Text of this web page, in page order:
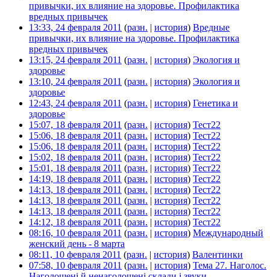
привычки, их влияние на здоровье. Профилактика
вредных привычек
13:33, 24 февраля 2011 (разн. | история) Вредные
привычки, их влияние на здоровье. Профилактика
вредных привычек
13:15, 24 февраля 2011 (разн. | история) Экология и
здоровье
13:10, 24 февраля 2011 (разн. | история) Экология и
здоровье
12:43, 24 февраля 2011 (разн. | история) Генетика и
здоровье
15:07, 18 февраля 2011 (разн. | история) Тест22
15:06, 18 февраля 2011 (разн. | история) Тест22
15:06, 18 февраля 2011 (разн. | история) Тест22
15:02, 18 февраля 2011 (разн. | история) Тест22
15:01, 18 февраля 2011 (разн. | история) Тест22
14:19, 18 февраля 2011 (разн. | история) Тест22
14:13, 18 февраля 2011 (разн. | история) Тест22
14:13, 18 февраля 2011 (разн. | история) Тест22
14:13, 18 февраля 2011 (разн. | история) Тест22
14:12, 18 февраля 2011 (разн. | история) Тест22
08:16, 10 февраля 2011 (разн. | история) Международный
женский день - 8 марта
08:11, 10 февраля 2011 (разн. | история) Валентинки
07:58, 10 февраля 2011 (разн. | история) Тема 27. Наголос.